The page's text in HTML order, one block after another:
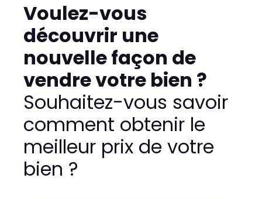
Voulez-vous
découvrir une
nouvelle façon de
vendre votre bien ?
Souhaitez-vous savoir
comment obtenir le
meilleur prix de votre
bien ?